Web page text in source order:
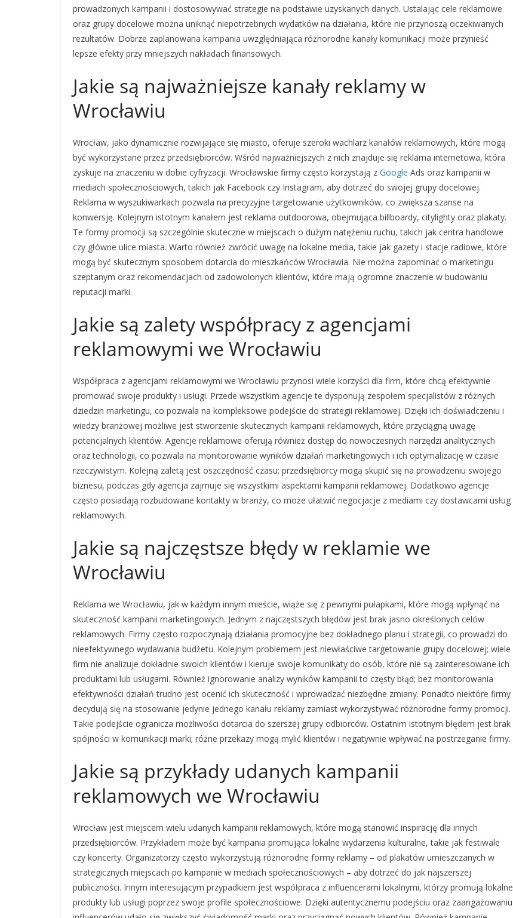
prowadzonych kampanii i dostosowywać strategie na podstawie uzyskanych danych. Ustalając cele reklamowe
oraz grupy docelowe można uniknąć niepotrzebnych wydatków na działania, które nie przynoszą oczekiwanych
rezultatów. Dobrze zaplanowana kampania uwzględniająca różnorodne kanały komunikacji może przynieść
lepsze efekty przy mniejszych nakładach finansowych.
Jakie są najważniejsze kanały reklamy w
Wrocławiu
Wrocław, jako dynamicznie rozwijające się miasto, oferuje szeroki wachlarz kanałów reklamowych, które mogą
być wykorzystane przez przedsiębiorców. Wśród najważniejszych z nich znajduje się reklama internetowa, która
zyskuje na znaczeniu w dobie cyfryzacji. Wrocławskie firmy często korzystają z Google Ads oraz kampanii w
mediach społecznościowych, takich jak Facebook czy Instagram, aby dotrzeć do swojej grupy docelowej.
Reklama w wyszukiwarkach pozwala na precyzyjne targetowanie użytkowników, co zwiększa szanse na
konwersję. Kolejnym istotnym kanałem jest reklama outdoorowa, obejmująca billboardy, citylighty oraz plakaty.
Te formy promocji są szczególnie skuteczne w miejscach o dużym natężeniu ruchu, takich jak centra handlowe
czy główne ulice miasta. Warto również zwrócić uwagę na lokalne media, takie jak gazety i stacje radiowe, które
mogą być skutecznym sposobem dotarcia do mieszkańców Wrocławia. Nie można zapominać o marketingu
szeptanym oraz rekomendacjach od zadowolonych klientów, które mają ogromne znaczenie w budowaniu
reputacji marki.
Jakie są zalety współpracy z agencjami
reklamowymi we Wrocławiu
Współpraca z agencjami reklamowymi we Wrocławiu przynosi wiele korzyści dla firm, które chcą efektywnie
promować swoje produkty i usługi. Przede wszystkim agencje te dysponują zespołem specjalistów z różnych
dziedzin marketingu, co pozwala na kompleksowe podejście do strategii reklamowej. Dzięki ich doświadczeniu i
wiedzy branżowej możliwe jest stworzenie skutecznych kampanii reklamowych, które przyciągną uwagę
potencjalnych klientów. Agencje reklamowe oferują również dostęp do nowoczesnych narzędzi analitycznych
oraz technologii, co pozwala na monitorowanie wyników działań marketingowych i ich optymalizację w czasie
rzeczywistym. Kolejną zaletą jest oszczędność czasu; przedsiębiorcy mogą skupić się na prowadzeniu swojego
biznesu, podczas gdy agencja zajmuje się wszystkimi aspektami kampanii reklamowej. Dodatkowo agencje
często posiadają rozbudowane kontakty w branży, co może ułatwić negocjacje z mediami czy dostawcami usług
reklamowych.
Jakie są najczęstsze błędy w reklamie we
Wrocławiu
Reklama we Wrocławiu, jak w każdym innym mieście, wiąże się z pewnymi pułapkami, które mogą wpłynąć na
skuteczność kampanii marketingowych. Jednym z najczęstszych błędów jest brak jasno określonych celów
reklamowych. Firmy często rozpoczynają działania promocyjne bez dokładnego planu i strategii, co prowadzi do
nieefektywnego wydawania budżetu. Kolejnym problemem jest niewłaściwe targetowanie grupy docelowej; wiele
firm nie analizuje dokładnie swoich klientów i kieruje swoje komunikaty do osób, które nie są zainteresowane ich
produktami lub usługami. Również ignorowanie analizy wyników kampanii to częsty błąd; bez monitorowania
efektywności działań trudno jest ocenić ich skuteczność i wprowadzać niezbędne zmiany. Ponadto niektóre firmy
decydują się na stosowanie jedynie jednego kanału reklamy zamiast wykorzystywać różnorodne formy promocji.
Takie podejście ogranicza możliwości dotarcia do szerszej grupy odbiorców. Ostatnim istotnym błędem jest brak
spójności w komunikacji marki; różne przekazy mogą mylić klientów i negatywnie wpływać na postrzeganie firmy.
Jakie są przykłady udanych kampanii
reklamowych we Wrocławiu
Wrocław jest miejscem wielu udanych kampanii reklamowych, które mogą stanowić inspirację dla innych
przedsiębiorców. Przykładem może być kampania promująca lokalne wydarzenia kulturalne, takie jak festiwale
czy koncerty. Organizatorzy często wykorzystują różnorodne formy reklamy – od plakatów umieszczanych w
strategicznych miejscach po kampanie w mediach społecznościowych – aby dotrzeć do jak najszerszej
publiczności. Innym interesującym przypadkiem jest współpraca z influencerami lokalnymi, którzy promują lokalne
produkty lub usługi poprzez swoje profile społecznościowe. Dzięki autentycznemu podejściu oraz zaangażowaniu